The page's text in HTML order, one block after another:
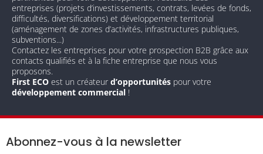
entreprises (projets d’investissements, contrats, levées de fonds,
difficultés, diversifications) et développement territorial
(aménagement de zones d’activités, infrastructures publiques,
subventions...)
Contactez les entreprises pour votre prospection B2B grâce aux
contacts qualifiés et à la fiche entreprise que nous vous
proposons.
First ECO est un créateurd’opportunités pour votre
développement commercial !
Abonnez-vous à la newsletter